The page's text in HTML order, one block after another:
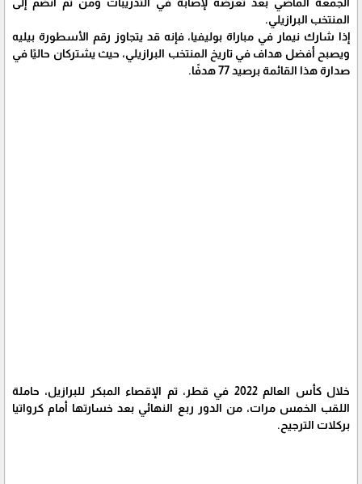
المنتخب البرازيلي.
إذا شارك نيمار في مباراة بوليفيا، فإنه قد يتجاوز رقم الأسطورة بيليه
ويصبح أفضل هداف في تاريخ المنتخب البرازيلي، حيث يشتركان حاليًا في
صدارة هذا القائمة برصيد 77 هدفًا.
خلال كأس العالم 2022 في قطر، تم الإقصاء المبكر للبرازيل، حاملة
اللقب الخمس مرات، من الدور ربع النهائي بعد خسارتها أمام كرواتيا
بركلات الترجيح.